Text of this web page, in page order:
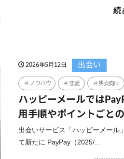
続
2026年5月12日 出会い
ノウハウ 恋愛 男女向け
ハッピーメールでは
用手順やポイントごと
出会いサービス「ハッピーメール
て新たに PayPay（2025/…